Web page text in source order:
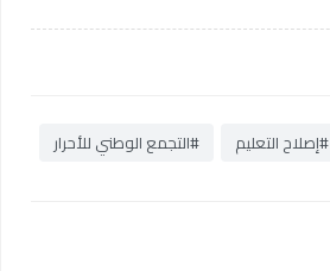
#إصلاح التعليم #التجمع الوطني للأحرار